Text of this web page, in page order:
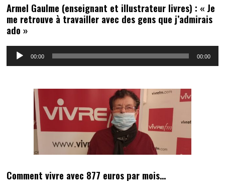
Armel Gaulme (enseignant et illustrateur livres) : « Je
me retrouve à travailler avec des gens que j’admirais
ado »
Lecteur
00:00 00:00
Comment vivre avec 877 euros par mois…